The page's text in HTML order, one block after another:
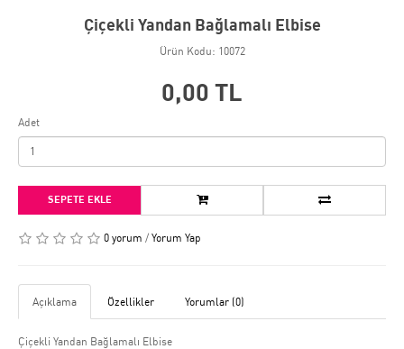
Çiçekli Yandan Bağlamalı Elbise
Ürün Kodu: 10072
0,00 TL
Adet
SEPETE EKLE
0 yorum / Yorum Yap
Açıklama Özellikler Yorumlar (0)
Çiçekli Yandan Bağlamalı Elbise